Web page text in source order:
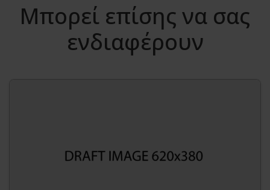
Μπορεί επίσης να σας
ενδιαφέρουν